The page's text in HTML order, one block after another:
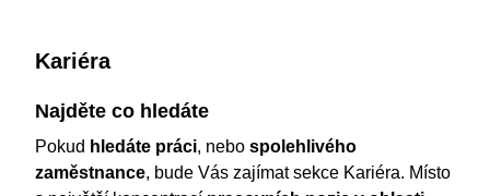
Kariéra
Najděte co hledáte
Pokud hledáte práci, nebo spolehlivého
zaměstnance, bude Vás zajímat sekce Kariéra. Místo